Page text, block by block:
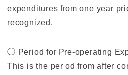
expenditures from one year
recognized.
◯ Period for Pre-operating
This is the period from after